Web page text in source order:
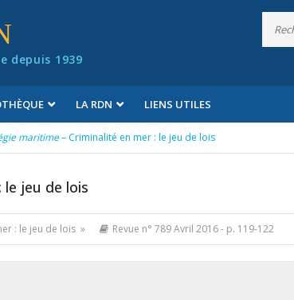
depuis 1939
LA RDN LIENS UTILES
maritime– Criminalité en mer : le jeu de lois
jeu de lois
: le jeu de lois » Revue n° 789 Avril 2016- p. 119-122